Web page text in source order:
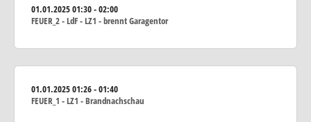
01.01.202501:30 - 02:00
FEUER_2 - LdF - LZ1 - brennt Garagentor
01.01.202501:26 - 01:40
FEUER_1 - LZ1 - Brandnachschau